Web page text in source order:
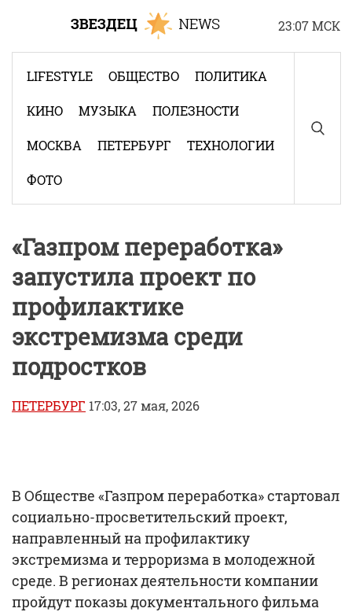
23:07 МСК
LIFESTYLE ОБЩЕСТВО ПОЛИТИКА
КИНО МУЗЫКА ПОЛЕЗНОСТИ
МОСКВА ПЕТЕРБУРГ ТЕХНОЛОГИИ
ФОТО
«Газпром переработка»
запустила проект по
профилактике
экстремизма среди
подростков
ПЕТЕРБУРГ 17:03, 27 мая, 2026
В Обществе «Газпром переработка» стартовал
социально-просветительский проект,
направленный на профилактику
экстремизма и терроризма в молодежной
среде. В регионах деятельности компании
пройдут показы документального фильма